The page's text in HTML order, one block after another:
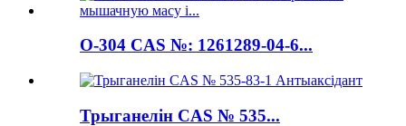
O-304 CAS №: 1261289-04-6...
Трыганелін CAS № 535...